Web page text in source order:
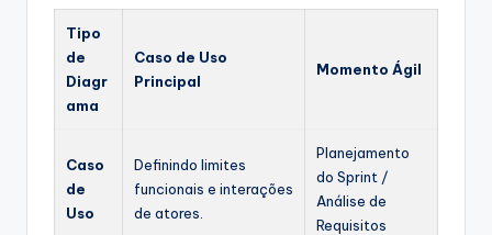
Tipo
de
Diagr
ama
Caso de Uso
Principal
Momento Ágil
Caso
de
Uso
Definindo limites
funcionais e interações
de atores.
Planejamento
do Sprint /
Análise de
Requisitos